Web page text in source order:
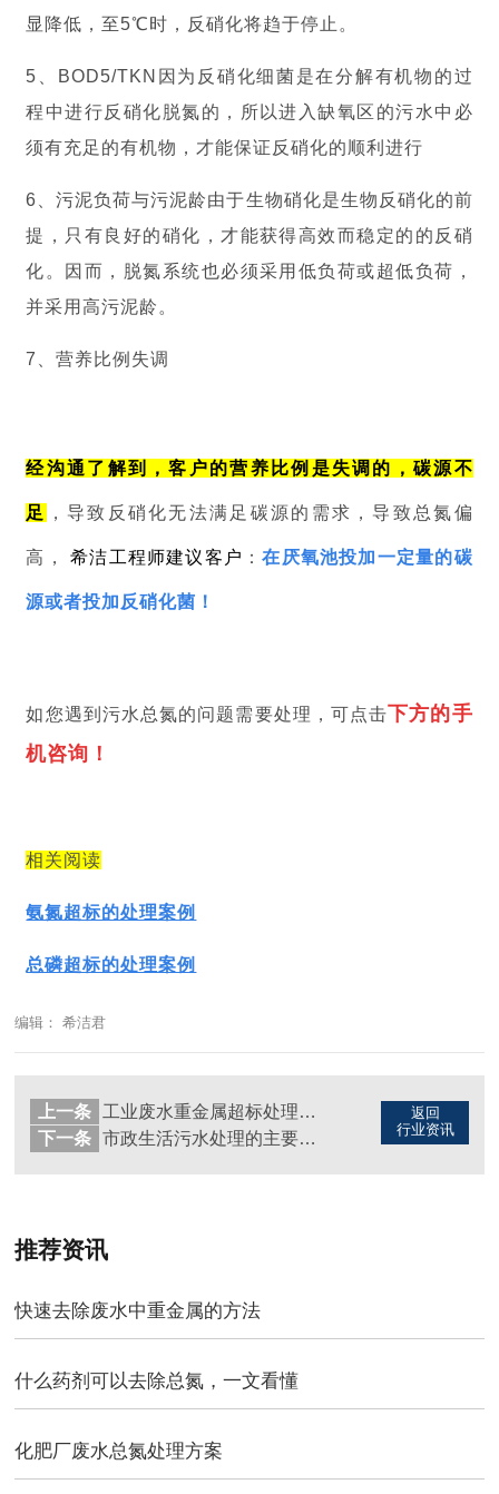
显降低，至5℃时，反硝化将趋于停止。
5、BOD5/TKN因为反硝化细菌是在分解有机物的过
程中进行反硝化脱氮的，所以进入缺氧区的污水中必
须有充足的有机物，才能保证反硝化的顺利进行
6、污泥负荷与污泥龄由于生物硝化是生物反硝化的前
提，只有良好的硝化，才能获得高效而稳定的的反硝
化。因而，脱氮系统也必须采用低负荷或超低负荷，
并采用高污泥龄。
7、营养比例失调
经沟通了解到 ，客户的营养比例是失调的，碳源不
足 ，导致反硝化无法满足碳源的需求，导致总氮偏
高， 希洁工程师建议客户 ：在厌氧池投加 一定量的碳
源或者投加反硝化菌 ！
如您遇到污水总氮的问题需要处理，可点击下方的手
机咨询！
相关阅读
氨氮超标的处理案例
总磷超标的处理案例
编辑： 希洁君
返回
行业资讯
上一条
工业废水重金属超标处理办法
下一条
市政生活污水处理的主要方法及工艺解读
推荐资讯
快速去除废水中重金属的方法
什么药剂可以去除总氮，一文看懂
化肥厂废水总氮处理方案